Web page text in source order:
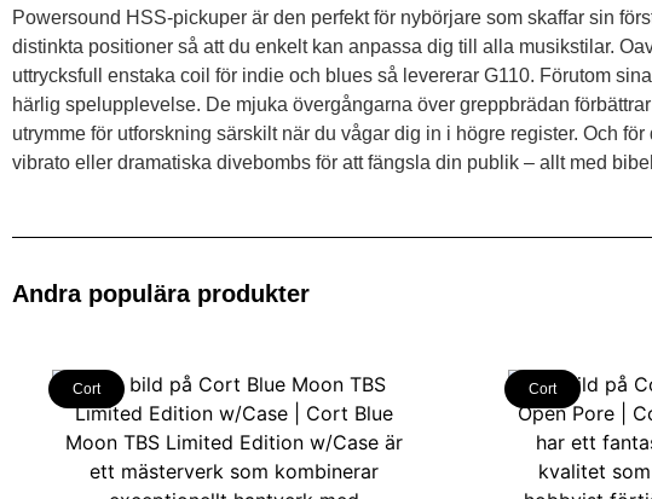
Powersound HSS-pickuper är den perfekt för nybörjare som skaffar sin
distinkta positioner så att du enkelt kan anpassa dig till alla musikstilar.
uttrycksfull enstaka coil för indie och blues så levererar G110. Förutom
härlig spelupplevelse. De mjuka övergångarna över greppbrädan
utrymme för utforskning särskilt när du vågar dig in i högre register. Och
vibrato eller dramatiska divebombs för att fängsla din publik – allt med
Andra populära produkter
Cort Cort